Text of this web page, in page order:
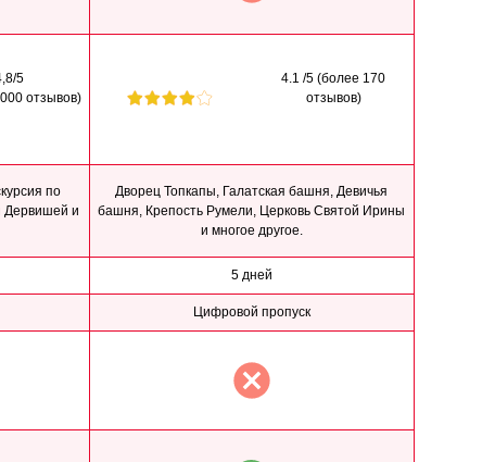
5
отзывов)
4.1 /5 (более 170
отзывов)
по
Дервишей и
Дворец Топкапы, Галатская башня, Девичья
башня, Крепость Румели, Церковь Святой Ирины
и многое другое.
5 дней
Цифровой пропуск